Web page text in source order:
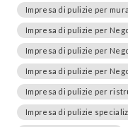
Impresa di pulizie per
Impresa di pulizie per
Impresa di pulizie per
Impresa di pulizie per
Impresa di pulizie per
Impresa di pulizie